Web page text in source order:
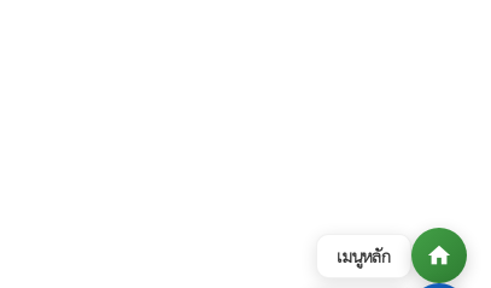
เมนูหลัก home